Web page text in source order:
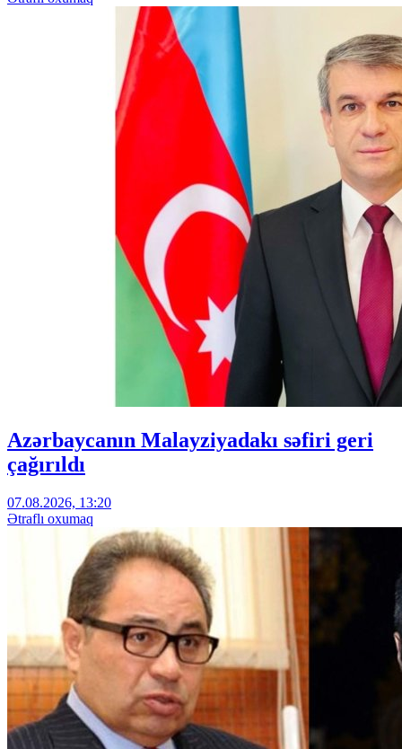
Azərbaycanın Malayziyadakı səfiri geri
çağırıldı
07.08.2026, 13:20
Ətraflı oxumaq